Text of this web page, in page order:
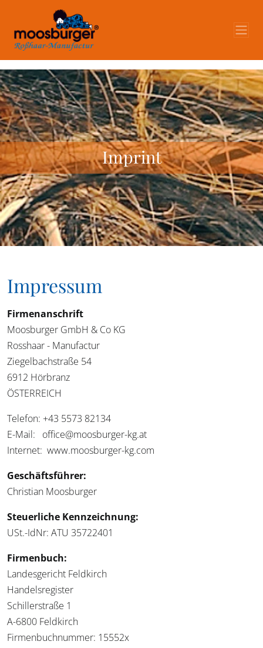
Imprint
Impressum
Firmenanschrift
Moosburger GmbH & Co KG
Rosshaar - Manufactur
Ziegelbachstraße 54
6912 Hörbranz
ÖSTERREICH
Telefon: +43 5573 82134
E-Mail: office@moosburger-kg.at
Internet: www.moosburger-kg.com
Geschäftsführer:
Christian Moosburger
Steuerliche Kennzeichnung:
USt.-IdNr: ATU 35722401
Firmenbuch:
Landesgericht Feldkirch
Handelsregister
Schillerstraße 1
A-6800 Feldkirch
Firmenbuchnummer: 15552x